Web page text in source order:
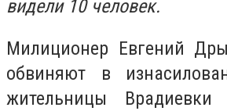
видели 10 человек.
Милиционер Евгений
обвиняют в
жительницы Врадиевки